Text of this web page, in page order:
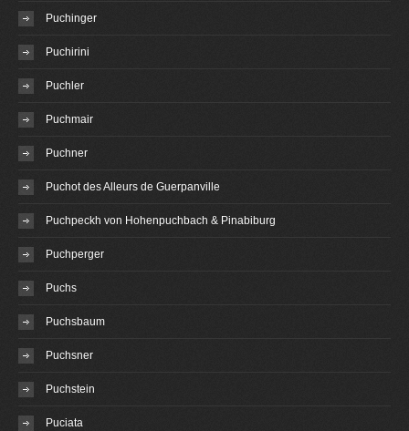
Puchinger
Puchirini
Puchler
Puchmair
Puchner
Puchot des Alleurs de Guerpanville
Puchpeckh von Hohenpuchbach & Pinabiburg
Puchperger
Puchs
Puchsbaum
Puchsner
Puchstein
Puciata